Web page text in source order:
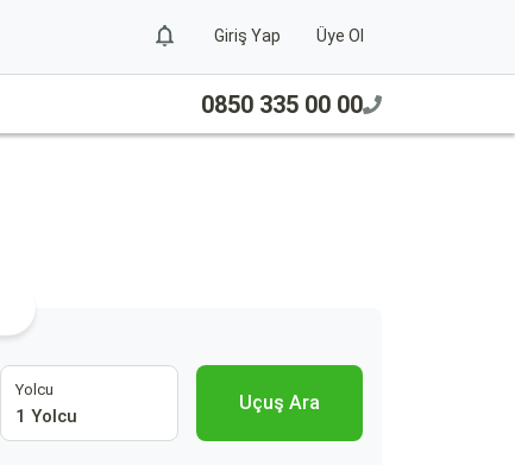
Giriş Yap Üye Ol
0850 335 00 00
Yolcu
1 Yolcu
Uçuş Ara